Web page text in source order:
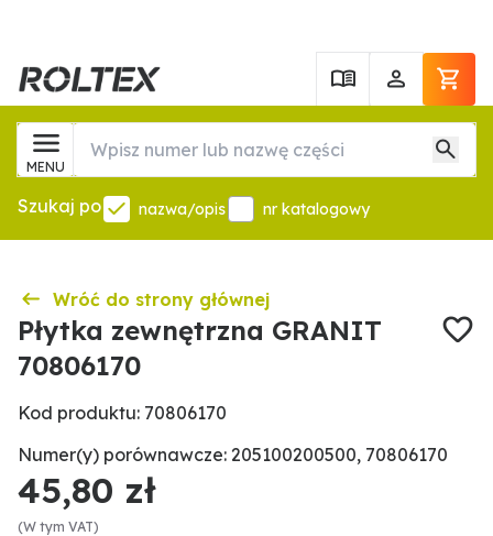
MENU
Szukaj po nazwa/opis nr katalogowy
Wróć do strony głównej
Płytka zewnętrzna GRANIT
70806170
Kod produktu: 70806170
Numer(y) porównawcze: 205100200500, 70806170
45,80 zł
(W tym VAT)